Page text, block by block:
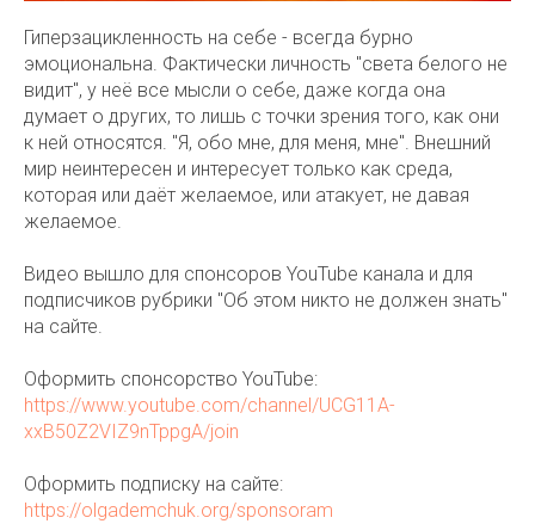
Гиперзацикленность на себе - всегда бурно
эмоциональна. Фактически личность "света белого не
видит", у неё все мысли о себе, даже когда она
думает о других, то лишь с точки зрения того, как они
к ней относятся. "Я, обо мне, для меня, мне". Внешний
мир неинтересен и интересует только как среда,
которая или даёт желаемое, или атакует, не давая
желаемое.
Видео вышло для спонсоров YouTube канала и для
подписчиков рубрики "Об этом никто не должен знать"
на сайте.
Оформить спонсорство YouTube:
https://www.youtube.com/channel/UCG11A-
xxB50Z2VIZ9nTppgA/join
Оформить подписку на сайте:
https://olgademchuk.org/sponsoram